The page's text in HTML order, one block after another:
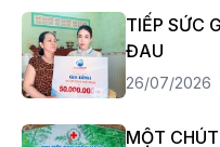
TIẾP SỨC
ĐAU
26/07/2026
MỘT